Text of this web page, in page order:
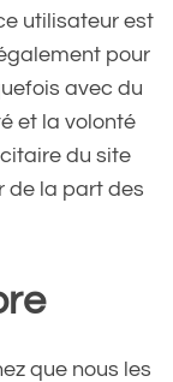
utilisateur est
pour
avec du
et la volonté
du site
de la part des
que nous les